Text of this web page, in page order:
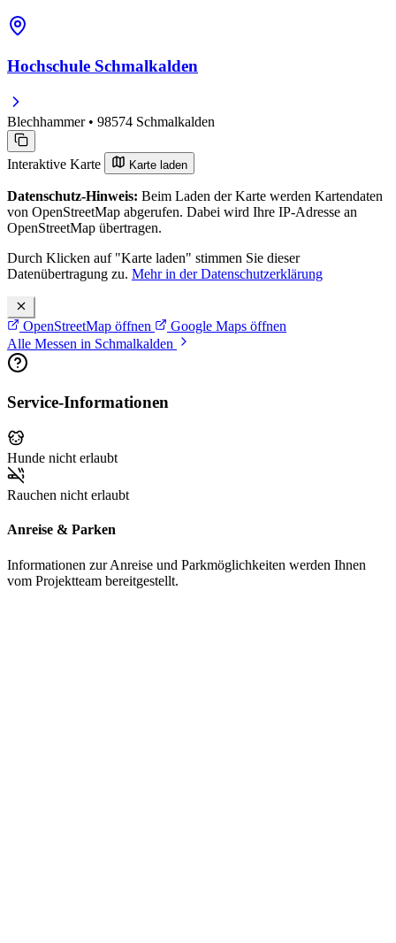
Hochschule Schmalkalden
Blechhammer • 98574 Schmalkalden
Interaktive Karte Karte laden
Datenschutz-Hinweis: Beim Laden der Karte werden Kartendaten
von OpenStreetMap abgerufen. Dabei wird Ihre IP-Adresse an
OpenStreetMap übertragen.
Durch Klicken auf "Karte laden" stimmen Sie dieser
Datenübertragung zu. Mehr in der Datenschutzerklärung
OpenStreetMap öffnen
Google Maps öffnen
Alle Messen in Schmalkalden
Service-Informationen
Hunde nicht erlaubt
Rauchen nicht erlaubt
Anreise & Parken
Informationen zur Anreise und Parkmöglichkeiten werden Ihnen
vom Projektteam bereitgestellt.